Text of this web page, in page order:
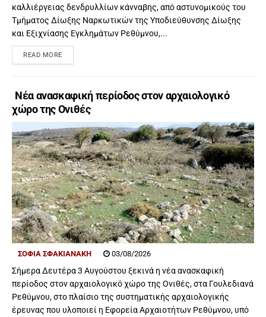
καλλιέργειας δενδρυλλίων κάνναβης, από αστυνομικούς του
Τμήματος Δίωξης Ναρκωτικών της Υποδιεύθυνσης Δίωξης
και Εξιχνίασης Εγκλημάτων Ρεθύμνου,...
READ MORE
Νέα ανασκαφική περίοδος στον αρχαιολογικό
χώρο της Ονιθές
ΣΟΦΙΑ ΣΦΑΚΙΑΝΑΚΗ 03/08/2026
Σήμερα Δευτέρα 3 Αυγούστου ξεκινά η νέα ανασκαφική
περίοδος στον αρχαιολογικό χώρο της Ονιθές, στα Γουλεδιανά
Ρεθύμνου, στο πλαίσιο της συστηματικής αρχαιολογικής
έρευνας που υλοποιεί η Εφορεία Αρχαιοτήτων Ρεθύμνου, υπό